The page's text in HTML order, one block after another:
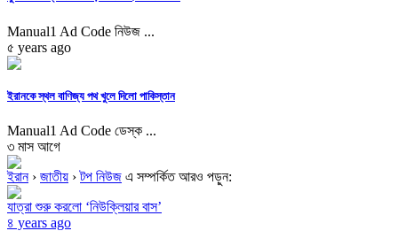
Manual1 Ad Code নিউজ ...
৫ years ago
ইরানকে স্থল বাণিজ্য পথ খুলে দিলো পাকিস্তান
Manual1 Ad Code ডেস্ক ...
৩ মাস আগে
ইরান› জাতীয় ›টপ নিউজ এ সম্পর্কিত আরও পড়ুন:
যাত্রা শুরু করলো ‘নিউক্লিয়ার বাস’
৪ years ago